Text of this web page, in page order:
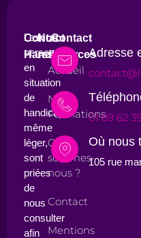
Contact
Handicap
Les
personnes
en
situation
de
handicap,
même
léger,
sont
priées
de
nous
consulter
afin
Nos
ressources
Accueil
Nos
Formations
Qui
sommes-
nous ?
Contact
Mentions
Contact
Adresse
01 89 62
Où nous
105 rue